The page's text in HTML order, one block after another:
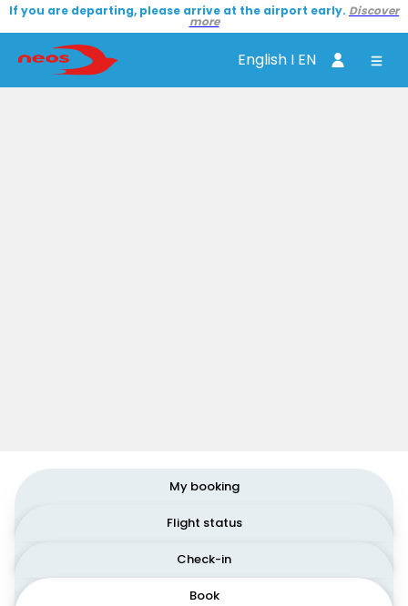
If you are departing, please arrive at the airport early. Discover
more
English I EN
Book
Check-in
Flight status
My booking